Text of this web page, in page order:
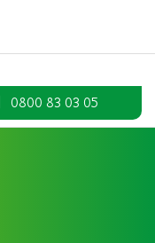
0800 83 03 05